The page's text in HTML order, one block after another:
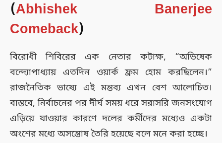
(Abhishek Banerjee
Comeback)
বিরোধী শিবিরের এক নেতার কটাক্ষ, “অভিষেক
বন্দ্যোপাধ্যায় এতদিন ওয়ার্ক ফ্রম হোম করছিলেন।”
রাজনৈতিক ভাষ্যে এই মন্তব্য এখন বেশ আলোচিত।
বাস্তবে, নির্বাচনের পর দীর্ঘ সময় ধরে সরাসরি জনসংযোগ
এড়িয়ে যাওয়ার কারণে দলের কর্মীদের মধ্যেও একটা
অংশের মধ্যে অসন্তোষ তৈরি হয়েছে বলে মনে করা হচ্ছে।